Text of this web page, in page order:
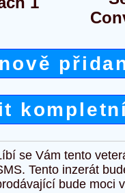
se Vám tento
Tento inzerát
bude moci